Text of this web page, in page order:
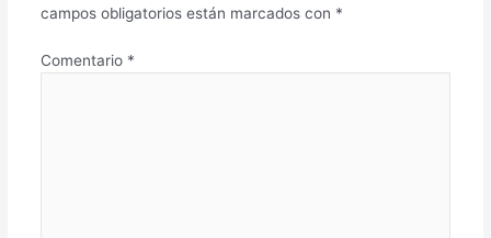
campos obligatorios están marcados con *
Comentario *